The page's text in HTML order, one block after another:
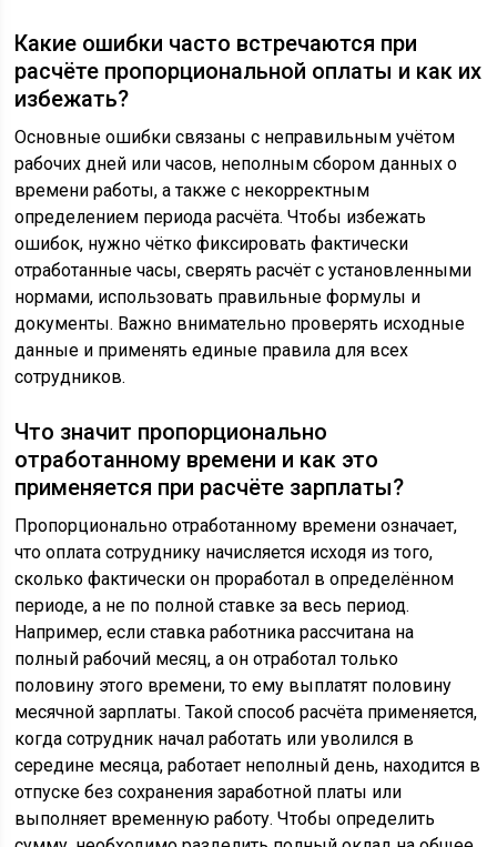
Какие ошибки часто встречаются при
расчёте пропорциональной оплаты и как их
избежать?
Основные ошибки связаны с неправильным учётом
рабочих дней или часов, неполным сбором данных о
времени работы, а также с некорректным
определением периода расчёта. Чтобы избежать
ошибок, нужно чётко фиксировать фактически
отработанные часы, сверять расчёт с установленными
нормами, использовать правильные формулы и
документы. Важно внимательно проверять исходные
данные и применять единые правила для всех
сотрудников.
Что значит пропорционально
отработанному времени и как это
применяется при расчёте зарплаты?
Пропорционально отработанному времени означает,
что оплата сотруднику начисляется исходя из того,
сколько фактически он проработал в определённом
периоде, а не по полной ставке за весь период.
Например, если ставка работника рассчитана на
полный рабочий месяц, а он отработал только
половину этого времени, то ему выплатят половину
месячной зарплаты. Такой способ расчёта применяется,
когда сотрудник начал работать или уволился в
середине месяца, работает неполный день, находится в
отпуске без сохранения заработной платы или
выполняет временную работу. Чтобы определить